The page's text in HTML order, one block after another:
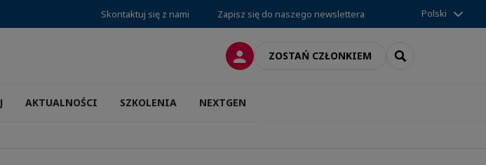
Skontaktuj się z nami Zapisz się do naszego newslettera Polski
LOGOWANIEZOSTAŃ CZŁONKIEM SEARCH
AKTUALNOŚCI SZKOLENIA NEXTGEN